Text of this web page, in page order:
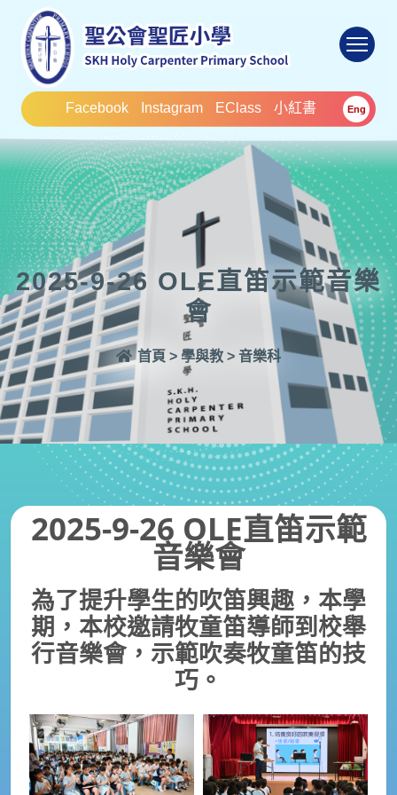
Facebook Instagram EClass 小紅書 Eng
2025-9-26 OLE直笛示範音樂
會
首頁 > 學與教 > 音樂科
2025-9-26 OLE直笛示範
音樂會
為了提升學生的吹笛興趣，本學
期，本校邀請牧童笛導師到校舉
行音樂會，示範吹奏牧童笛的技
巧。